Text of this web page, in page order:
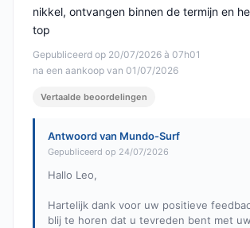
Gepubliceerd op 20/07/2026 à 07h01
na een aankoop van 01/07/2026
nikkel, ontvangen binnen de termijn en
top
Vertaalde beoordelingen
Antwoord van Mundo-Surf
Gepubliceerd op 24/07/2026
Hallo Leo,
Hartelijk dank voor uw positieve
blij te horen dat u tevreden bent met